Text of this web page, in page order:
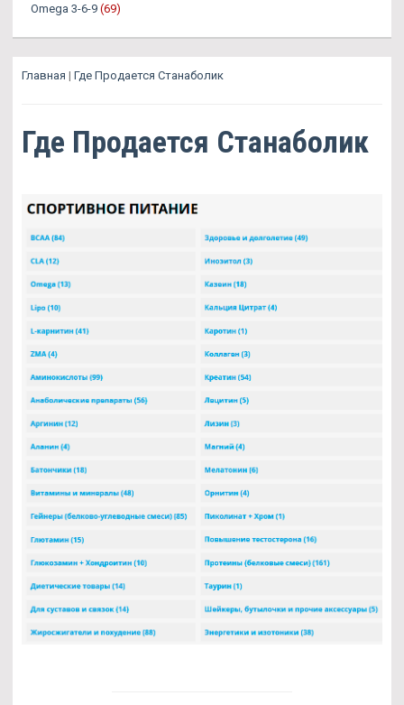
Omega 3-6-9 (69)
Главная | Где Продается Станаболик
Где Продается Станаболик